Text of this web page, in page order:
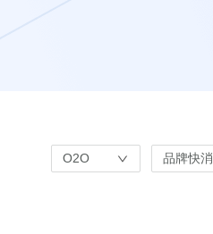
O2O 品牌快消